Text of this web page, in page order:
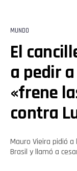
MUNDO
El
a pedir
«frene
contra
Mauro Vieira pidió
Brasil y llamó a